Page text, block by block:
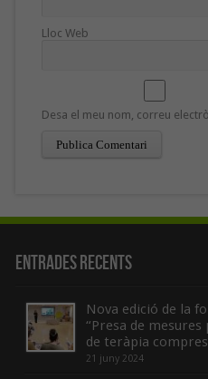
Lloc Web
Desa el meu nom, correu
Entrades recents
Nova edició de la
“Presa de
de teràpia
21 juny 2024